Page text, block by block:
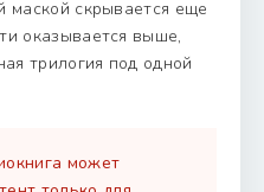
маской скрывается еще
оказывается выше,
трилогия под одной
может